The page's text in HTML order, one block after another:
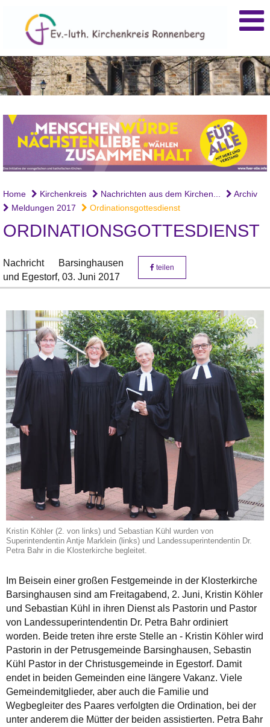
Home Kirchenkreis Nachrichten aus dem Kirchen...
Archiv
Meldungen 2017
Ordinationsgottesdienst
ORDINATIONSGOTTESDIENST
Nachricht
Barsinghausen
und Egestorf, 03. Juni 2017
teilen
Kristin Köhler (2. von links) und Sebastian Kühl wurden von
Superintendentin Antje Marklein (links) und Landessuperintendentin Dr.
Petra Bahr in die Klosterkirche begleitet.
Im Beisein einer großen Festgemeinde in der Klosterkirche
Barsinghausen sind am Freitagabend, 2. Juni, Kristin Köhler
und Sebastian Kühl in ihren Dienst als Pastorin und Pastor
von Landessuperintendentin Dr. Petra Bahr ordiniert
worden. Beide treten ihre erste Stelle an - Kristin Köhler wird
Pastorin in der Petrusgemeinde Barsinghausen, Sebastin
Kühl Pastor in der Christusgemeinde in Egestorf. Damit
endet in beiden Gemeinden eine längere Vakanz. Viele
Gemeindemitglieder, aber auch die Familie und
Wegbegleiter des Paares verfolgten die Ordination, bei der
unter anderem die Mütter der beiden assistierten. Petra Bahr